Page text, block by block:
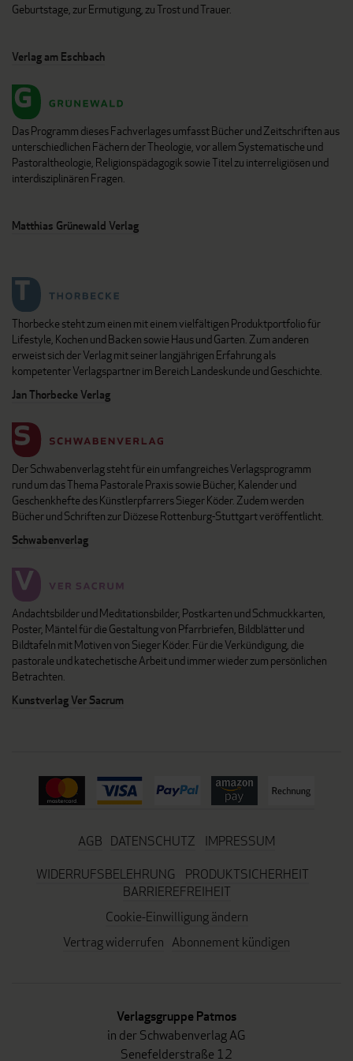
Geburtstage, zur Ermutigung, zu Trost und Trauer.
Verlag am Eschbach
Das Programm dieses Fachverlages umfasst Bücher und Zeitschriften aus
unterschiedlichen Fächern der Theologie, vor allem Systematische und
Pastoraltheologie, Religionspädagogik sowie Titel zu interreligiösen und
interdisziplinären Fragen.
Matthias Grünewald Verlag
Thorbecke steht zum einen mit einem vielfältigen Produktportfolio für
Lifestyle, Kochen und Backen sowie Haus und Garten. Zum anderen
erweist sich der Verlag mit seiner langjährigen Erfahrung als
kompetenter Verlagspartner im Bereich Landeskunde und Geschichte.
Jan Thorbecke Verlag
Der Schwabenverlag steht für ein umfangreiches Verlagsprogramm
rund um das Thema Pastorale Praxis sowie Bücher, Kalender und
Geschenkhefte des Künstlerpfarrers Sieger Köder. Zudem werden
Bücher und Schriften zur Diözese Rottenburg-Stuttgart veröffentlicht.
Schwabenverlag
Andachtsbilder und Meditationsbilder, Postkarten und Schmuckkarten,
Poster, Mäntel für die Gestaltung von Pfarrbriefen, Bildblätter und
Bildtafeln mit Motiven von Sieger Köder. Für die Verkündigung, die
pastorale und katechetische Arbeit und immer wieder zum persönlichen
Betrachten.
Kunstverlag Ver Sacrum
AGB DATENSCHUTZ
IMPRESSUM
WIDERRUFSBELEHRUNG
PRODUKTSICHERHEIT
BARRIEREFREIHEIT
Cookie-Einwilligung ändern
Vertrag widerrufen Abonnement kündigen
Verlagsgruppe Patmos
in der Schwabenverlag AG
Senefelderstraße 12